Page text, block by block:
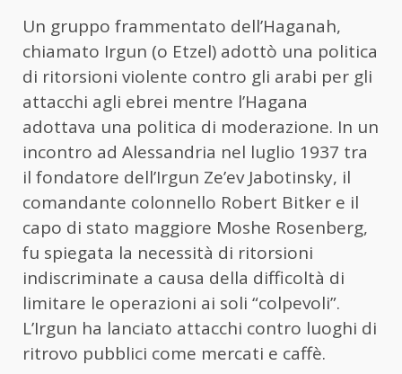
Un gruppo frammentato dell’Haganah,
chiamato Irgun (o Etzel) adottò una politica
di ritorsioni violente contro gli arabi per gli
attacchi agli ebrei mentre l’Hagana
adottava una politica di moderazione. In un
incontro ad Alessandria nel luglio 1937 tra
il fondatore dell’Irgun Ze’ev Jabotinsky, il
comandante colonnello Robert Bitker e il
capo di stato maggiore Moshe Rosenberg,
fu spiegata la necessità di ritorsioni
indiscriminate a causa della difficoltà di
limitare le operazioni ai soli “colpevoli”.
L’Irgun ha lanciato attacchi contro luoghi di
ritrovo pubblici come mercati e caffè.